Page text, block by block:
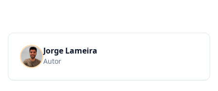
Jorge Lameira
Autor